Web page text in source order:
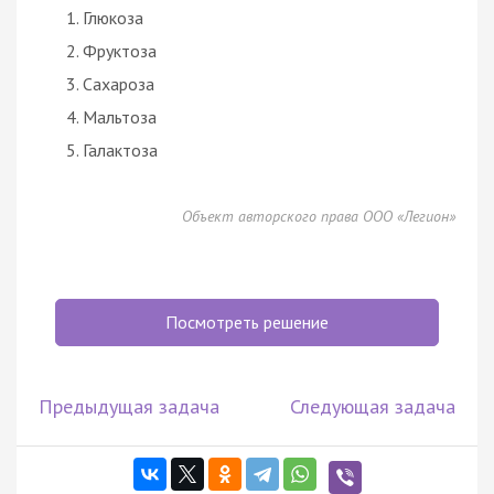
Глюкоза
Фруктоза
Сахароза
Мальтоза
Галактоза
Объект авторского права ООО «Легион»
Посмотреть решение
Предыдущая задача Следующая задача